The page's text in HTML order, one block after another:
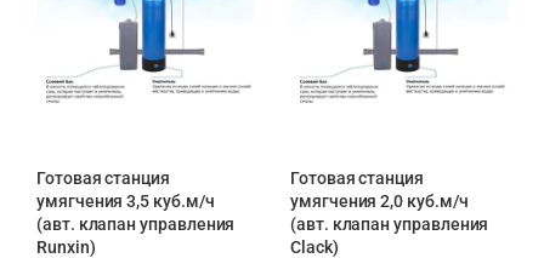
Готовая станция
умягчения 3,5 куб.м/ч
(авт. клапан управления
Runxin)
Готовая станция
умягчения 2,0 куб.м/ч
(авт. клапан управления
Clack)